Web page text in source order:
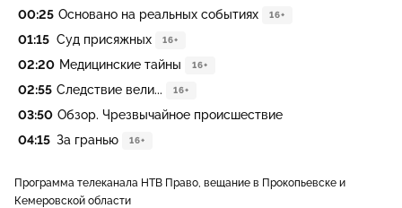
00:25 Основано на реальных событиях 16+
01:15 Суд присяжных 16+
02:20 Медицинские тайны 16+
02:55 Следствие вели... 16+
03:50 Обзор. Чрезвычайное происшествие
04:15 За гранью 16+
Программа телеканала НТВ Право, вещание в Прокопьевске и
Кемеровской области